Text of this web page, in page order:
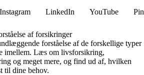
Instagram LinkedIn YouTube
af forsikringer
forståelse af de forskellige typer
imellem. Læs om livsforsikring,
og meget mere, og find ud af, hvilken
til dine behov.